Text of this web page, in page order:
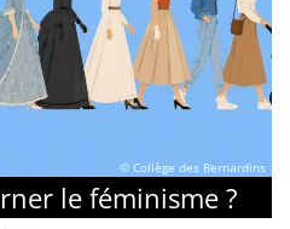
© Collège des Bernardins
le féminisme ?